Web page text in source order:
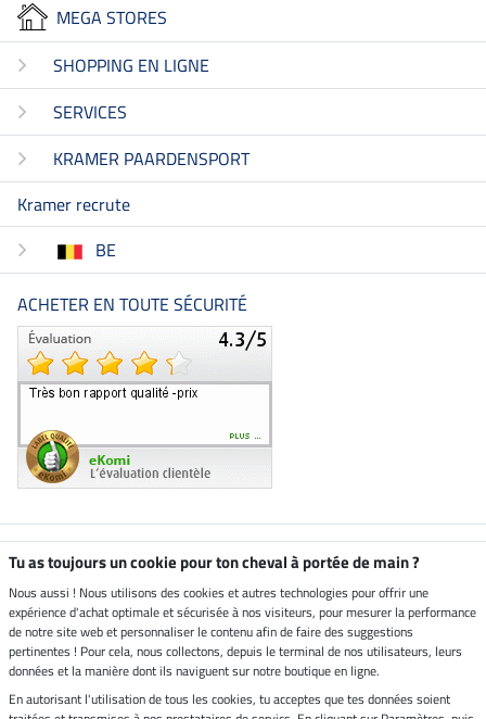
MEGA STORES
SHOPPING EN LIGNE
SERVICES
KRAMER PAARDENSPORT
Kramer recrute
BE
ACHETER EN TOUTE SÉCURITÉ
Boutique climatiquement
neutre
Livraison par
Paiement sécurisé
Tu as toujours un cookie pour ton cheval à portée de main ?
Nous aussi ! Nous utilisons des cookies et autres technologies pour offrir une
expérience d'achat optimale et sécurisée à nos visiteurs, pour mesurer la performance
de notre site web et personnaliser le contenu afin de faire des suggestions
pertinentes ! Pour cela, nous collectons, depuis le terminal de nos utilisateurs, leurs
données et la manière dont ils naviguent sur notre boutique en ligne.
En autorisant l'utilisation de tous les cookies, tu acceptes que tes données soient